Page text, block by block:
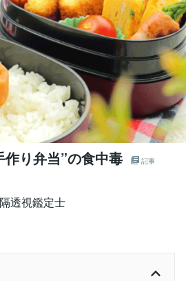
り弁当”の食中毒 記事
透視鑑定士